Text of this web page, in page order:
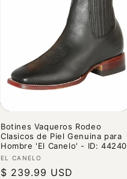
Botines Vaqueros Rodeo
Clasicos de Piel Genuina para
Hombre 'El Canelo' - ID: 44240
Proveedor:
EL CANELO
Precio
$ 239.99 USD